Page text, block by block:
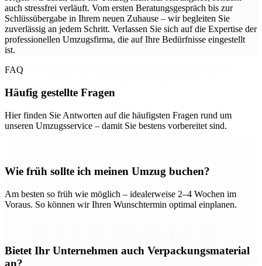
auch stressfrei verläuft. Vom ersten Beratungsgespräch bis zur
Schlüssübergabe in Ihrem neuen Zuhause – wir begleiten Sie
zuverlässig an jedem Schritt. Verlassen Sie sich auf die Expertise der
professionellen Umzugsfirma, die auf Ihre Bedürfnisse eingestellt
ist.
FAQ
Häufig gestellte Fragen
Hier finden Sie Antworten auf die häufigsten Fragen rund um
unseren Umzugsservice – damit Sie bestens vorbereitet sind.
Wie früh sollte ich meinen Umzug buchen?
Am besten so früh wie möglich – idealerweise 2–4 Wochen im
Voraus. So können wir Ihren Wunschtermin optimal einplanen.
Bietet Ihr Unternehmen auch Verpackungsmaterial
an?